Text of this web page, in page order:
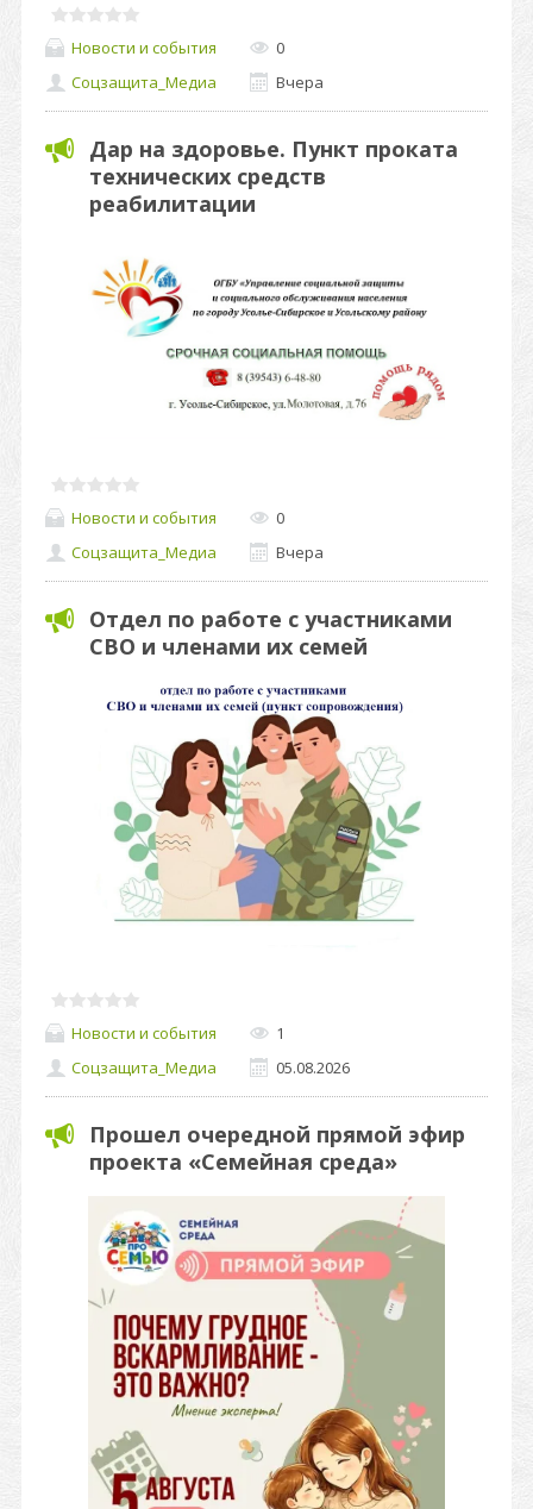
Новости и события
0
Соцзащита_Медиа
Вчера
Дар на здоровье. Пункт проката
технических средств
реабилитации
Новости и события
0
Соцзащита_Медиа
Вчера
Отдел по работе с участниками
СВО и членами их семей
Новости и события
1
Соцзащита_Медиа
05.08.2026
Прошел очередной прямой эфир
проекта «Семейная среда»